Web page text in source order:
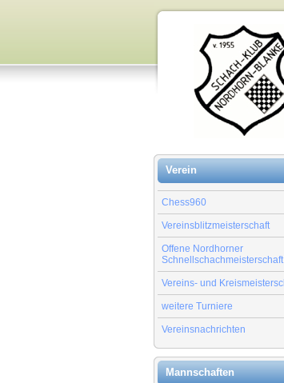
Verein
Chess960
Vereinsblitzmeisterschaft
Offene Nordhorner
Schnellschachmeisterschaft
Vereins- und
weitere Turniere
Vereinsnachrichten
Mannschaften